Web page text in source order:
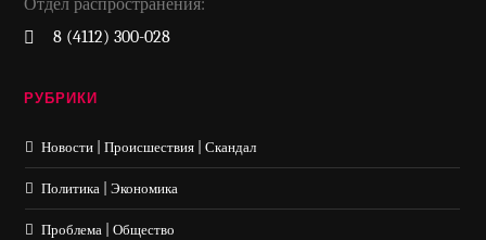
Отдел распространения:
8 (4112) 300-028
РУБРИКИ
Новости | Происшествия | Скандал
Политика | Экономика
Проблема | Общество